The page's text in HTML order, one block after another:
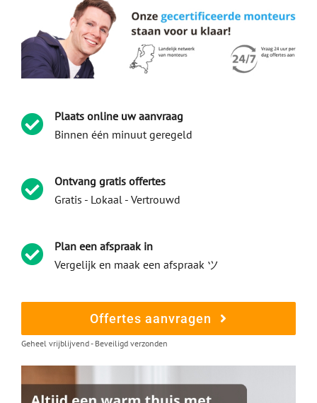
Plaats online uw aanvraag
Binnen één minuut geregeld
Ontvang gratis offertes
Gratis - Lokaal - Vertrouwd
Plan een afspraak in
Vergelijk en maak een afspraak ツ
Offertes aanvragen
Geheel vrijblijvend - Beveiligd verzonden